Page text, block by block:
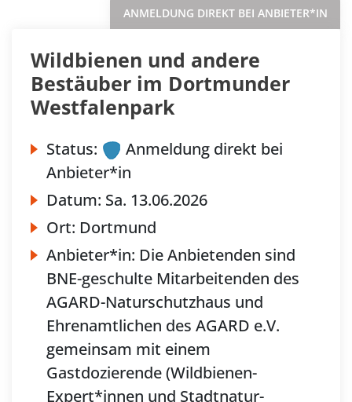
ANMELDUNG DIREKT BEI ANBIETER*IN
Wildbienen und andere
Bestäuber im Dortmunder
Westfalenpark
Status:
Anmeldung direkt bei
Anbieter*in
Datum: Sa. 13.06.2026
Ort: Dortmund
Anbieter*in: Die Anbietenden sind
BNE-geschulte Mitarbeitenden des
AGARD-Naturschutzhaus und
Ehrenamtlichen des AGARD e.V.
gemeinsam mit einem
Gastdozierende (Wildbienen-
Expert*innen und Stadtnatur-